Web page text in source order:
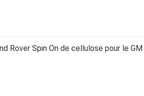
Rover Spin On de cellulose pour le GM